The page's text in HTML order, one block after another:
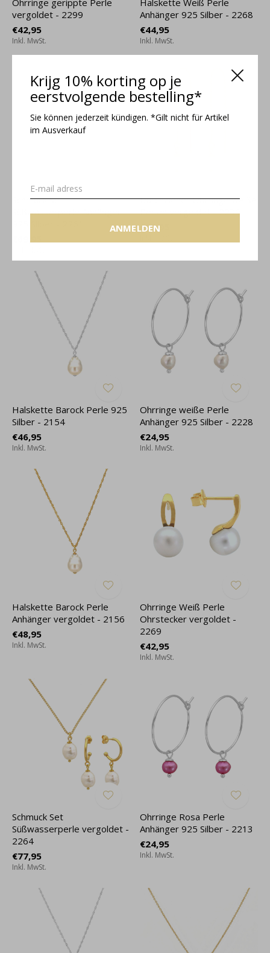
Krijg 10% korting op je
eerstvolgende bestelling*
Sie können jederzeit kündigen. *Gilt nicht für Artikel
im Ausverkauf
ANMELDEN
vergoldet - 2299
€42,95
Inkl. MwSt.
Anhänger 925 Silber - 2268
€44,95
Inkl. MwSt.
Schmuck Set
Süßwasserperle Anhänger
Durchzieher Ohrringe weiße
Perlen vergoldet - 2230
€32,95
Halskette Barock Perle 925
Silber - 2154
€46,95
Inkl. MwSt.
Ohrringe weiße Perle
Anhänger 925 Silber - 2228
€24,95
Inkl. MwSt.
Halskette Barock Perle
Anhänger vergoldet - 2156
€48,95
Inkl. MwSt.
Ohrringe Weiß Perle
Ohrstecker vergoldet -
2269
€42,95
Inkl. MwSt.
Schmuck Set
Süßwasserperle vergoldet -
2264
€77,95
Inkl. MwSt.
Ohrringe Rosa Perle
Anhänger 925 Silber - 2213
€24,95
Inkl. MwSt.